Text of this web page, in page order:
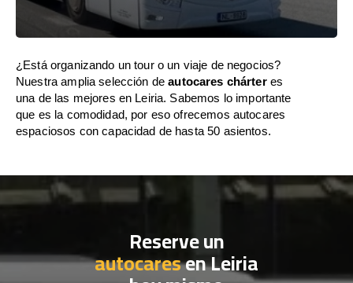
¿Está organizando un tour o un viaje de negocios?
Nuestra amplia selección deautocares chárteres
una de las mejores en Leiria. Sabemos lo importante
que es la comodidad, por eso ofrecemos autocares
espaciosos con capacidad de hasta 50 asientos.
Reserve un
autocaresen Leiria